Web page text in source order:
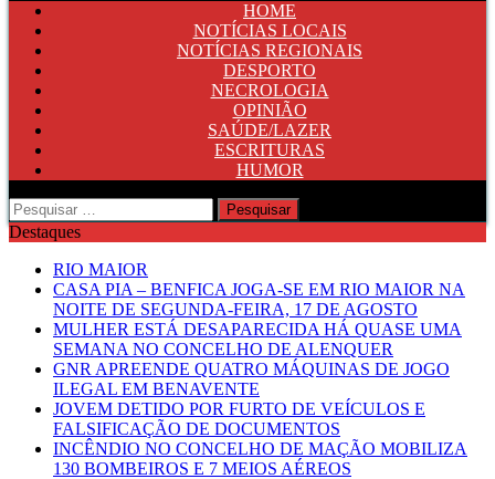
HOME
NOTÍCIAS LOCAIS
NOTÍCIAS REGIONAIS
DESPORTO
NECROLOGIA
OPINIÃO
SAÚDE/LAZER
ESCRITURAS
HUMOR
Pesquisar
por:
Destaques
RIO MAIOR
CASA PIA – BENFICA JOGA-SE EM RIO MAIOR NA
NOITE DE SEGUNDA-FEIRA, 17 DE AGOSTO
MULHER ESTÁ DESAPARECIDA HÁ QUASE UMA
SEMANA NO CONCELHO DE ALENQUER
GNR APREENDE QUATRO MÁQUINAS DE JOGO
ILEGAL EM BENAVENTE
JOVEM DETIDO POR FURTO DE VEÍCULOS E
FALSIFICAÇÃO DE DOCUMENTOS
INCÊNDIO NO CONCELHO DE MAÇÃO MOBILIZA
130 BOMBEIROS E 7 MEIOS AÉREOS